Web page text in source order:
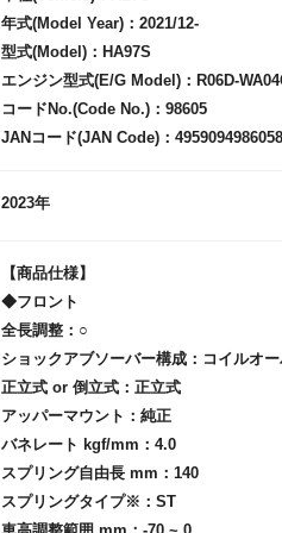
年式(Model Year)：2021/12-
型式(Model)：HA97S
エンジン型式(E/G Model)：R06D-
コードNo.(Code No.)：98605
JANコード(JAN Code)：4959094986058
2023年
【商品仕様】
◆フロント
全長調整：○
ショックアブソーバー構成：コイルオ
正立式 or 倒立式：正立式
アッパーマウント：純正
バネレート kgf/mm：4.0
スプリング自由長 mm：140
スプリングタイプ※：ST